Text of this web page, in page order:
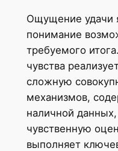
Ощущение удачи
понимание
требуемого
чувства
сложную
механизмов,
наличной
чувственную
выполняет